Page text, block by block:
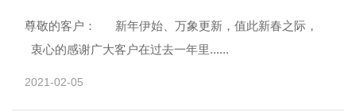
尊敬的客户： 新年伊始、万象更新，值此新春之际，
衷心的感谢广大客户在过去一年里......
2021-02-05